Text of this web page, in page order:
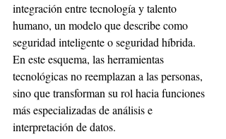
integración entre tecnología y talento
humano, un modelo que describe como
seguridad inteligente o seguridad híbrida.
En este esquema, las herramientas
tecnológicas no reemplazan a las personas,
sino que transforman su rol hacia funciones
más especializadas de análisis e
interpretación de datos.